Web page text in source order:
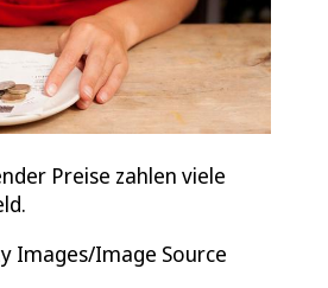
Preise zahlen viele
Images/Image Source